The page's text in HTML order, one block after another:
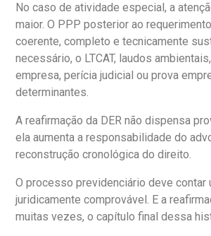
No caso de atividade especial, a
maior. O PPP posterior ao
coerente, completo e tecnicamente
necessário, o LTCAT, laudos
empresa, perícia judicial ou prova
determinantes.
A reafirmação da DER não dispensa
ela aumenta a responsabilidade do
reconstrução cronológica do direito.
O processo previdenciário deve contar
juridicamente comprovável. E a
muitas vezes, o capítulo final dessa